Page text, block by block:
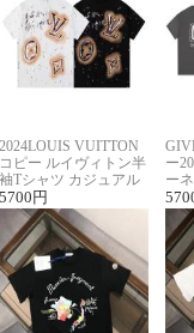
2024LOUIS VUITTON
コピー ルイヴィトン半
袖Tシャツ カジュアル
に馴染む 2色展開
5700 円
ー
ー
ー